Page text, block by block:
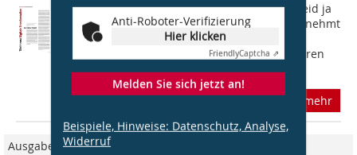
Anti-Roboter-Verifizierung
Hier klicken
FriendlyCaptcha ⇗
Melden Sie sich jetzt an!
Beispiele, Hinweise: Datenschutz, Analyse,
Widerruf
Liebe Julia, lieber Markus. Ihr beide seid ja
beruflich eher digital unterwegs. Wie nehmt
Ihr das analoge Medium Print im
Allgemeinen und die DBZ im Besonderen
wahr? MM: Dass wir uns in der...
mehr
Ausgabe 04/2021